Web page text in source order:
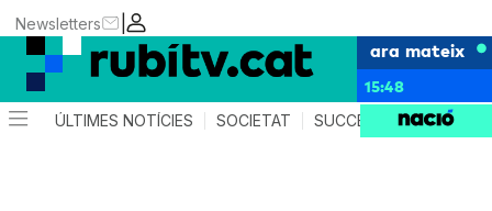
|
Newsletters
ara mateix
15:48
ÚLTIMES NOTÍCIES SOCIETAT SUCCESSOS